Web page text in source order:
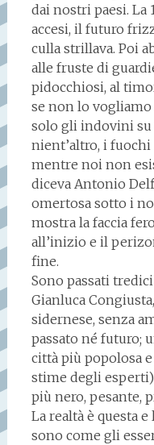
dai nostri paesi. La
accesi, il futuro
culla strillava. Poi
alle fruste di
pidocchiosi, al
se non lo
solo gli indovini su
nient’altro, i
mentre noi non
diceva Antonio
omertosa sotto i
mostra la faccia
all’inizio e il
fine.
Sono passati
Gianluca
sidernese, senza
passato né futuro;
città più popolosa
stime degli
più nero, pesante,
La realtà è questa
sono come gli